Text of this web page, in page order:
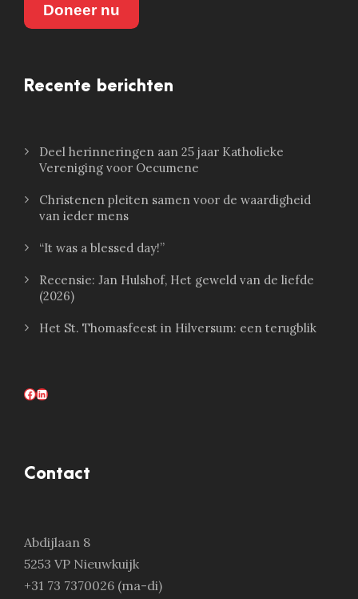
Doneer nu
Recente berichten
Deel herinneringen aan 25 jaar Katholieke
Vereniging voor Oecumene
Christenen pleiten samen voor de waardigheid
van ieder mens
“It was a blessed day!”
Recensie: Jan Hulshof, Het geweld van de liefde
(2026)
Het St. Thomasfeest in Hilversum: een terugblik
Facebook LinkedIn
Contact
Abdijlaan 8
5253 VP Nieuwkuijk
+31 73 7370026 (ma-di)